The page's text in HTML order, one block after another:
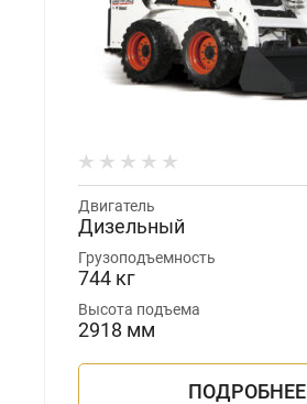
Двигатель
Дизельный
Грузоподъемность
744 кг
Высота подъема
2918 мм
ПОДРОБНЕЕ